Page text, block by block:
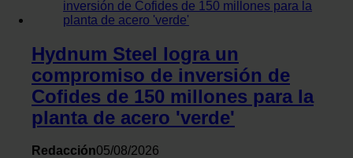
Hydnum Steel logra un
compromiso de inversión de
Cofides de 150 millones para la
planta de acero 'verde'
Redacción05/08/2026